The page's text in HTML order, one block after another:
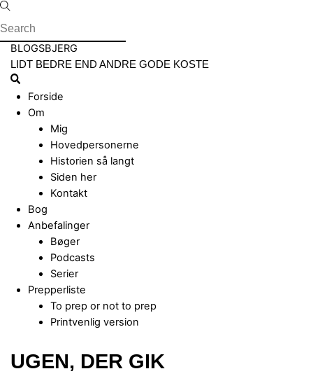
Skip
to
content
Menu
BLOGSBJERG
LIDT BEDRE END ANDRE GODE KOSTE
Search
Forside
Om
Mig
Hovedpersonerne
Historien så langt
Siden her
Kontakt
Bog
Anbefalinger
Bøger
Podcasts
Serier
Prepperliste
To prep or not to prep
Printvenlig version
Close
Menu
UGEN, DER GIK